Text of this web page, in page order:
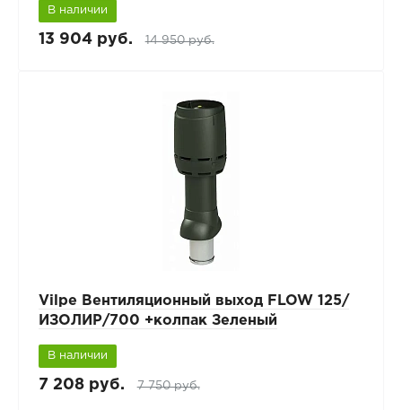
В наличии
13 904 руб. 14 950 руб.
Vilpe Вентиляционный выход FLOW 125/
ИЗОЛИР/700 +колпак Зеленый
В наличии
7 208 руб. 7 750 руб.